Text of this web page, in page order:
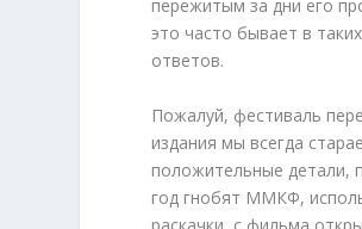
пережитым за дни его
это часто бывает в
ответов.
Пожалуй, фестиваль
издания мы всегда
положительные детали,
год гнобят ММКФ,